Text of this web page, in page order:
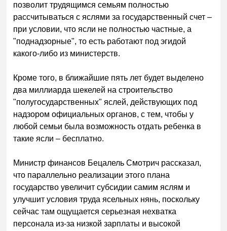
позволит трудящимся семьям полностью
рассчитываться с яслями за государственный счет –
при условии, что ясли не полностью частные, а
"поднадзорные", то есть работают под эгидой
какого-либо из министерств.
Кроме того, в ближайшие пять лет будет выделено
два миллиарда шекелей на строительство
"полугосударственных" яслей, действующих под
надзором официальных органов, с тем, чтобы у
любой семьи была возможность отдать ребенка в
такие ясли – бесплатно.
Министр финансов Бецалель Смотрич рассказал,
что параллельно реализации этого плана
государство увеличит субсидии самим яслям и
улучшит условия труда ясельных нянь, поскольку
сейчас там ощущается серьезная нехватка
персонала из-за низкой зарплаты и высокой